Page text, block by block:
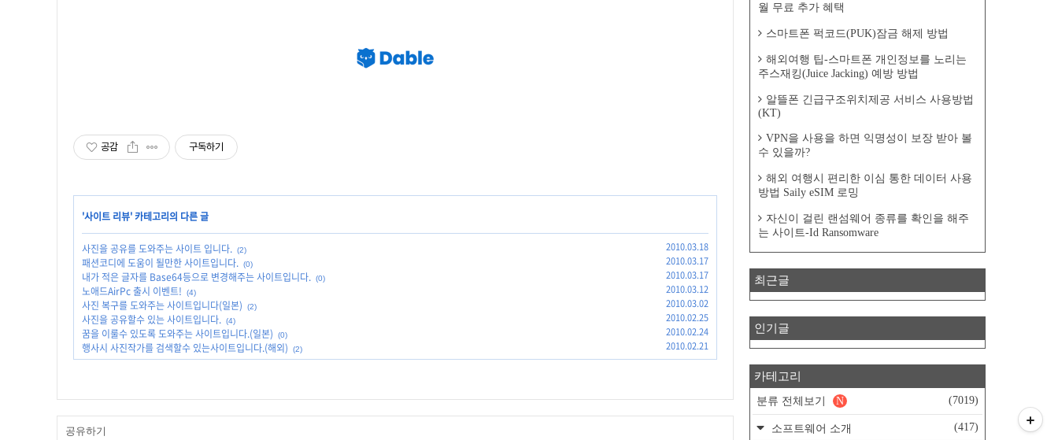
공감 구독하기
'사이트 리뷰' 카테고리의 다른 글
사진을 공유를 도와주는 사이트 입니다. (2) 2010.03.18
패션코디에 도움이 될만한 사이트입니다. (0) 2010.03.17
내가 적은 글자를 Base64등으로 변경해주는 사이트입니다. (0) 2010.03.17
노애드AirPc 출시 이벤트! (4) 2010.03.12
사진 복구를 도와주는 사이트입니다(일본) (2) 2010.03.02
사진을 공유할수 있는 사이트입니다. (4) 2010.02.25
꿈을 이룰수 있도록 도와주는 사이트입니다.(일본) (0) 2010.02.24
행사시 사진작가를 검색할수 있는사이트입니다.(해외) (2) 2010.02.21
공유하기
월 무료 추가 혜택
스마트폰 퍽코드(PUK)잠금 해제 방법
해외여행 팁-스마트폰 개인정보를 노리는
주스재킹(Juice Jacking) 예방 방법
알뜰폰 긴급구조위치제공 서비스 사용방법
(KT)
VPN을 사용을 하면 익명성이 보장 받아 볼
수 있을까?
해외 여행시 편리한 이심 통한 데이터 사용
방법 Saily eSIM 로밍
자신이 걸린 랜섬웨어 종류를 확인을 해주
는 사이트-Id Ransomware
최근글
인기글
카테고리
분류 전체보기 (7019)
N
소프트웨어 소개 (417)